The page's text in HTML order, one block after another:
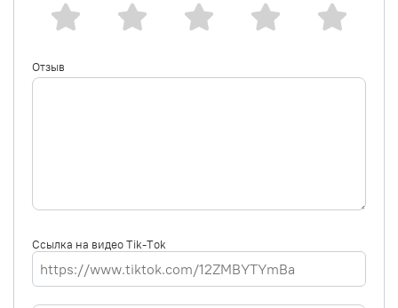
Отзыв
Ссылка на видео Tik-Tok